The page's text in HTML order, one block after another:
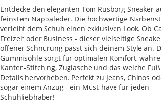
Entdecke den eleganten Tom Rusborg Sneaker
feinstem Nappaleder. Die hochwertige
verleiht dem Schuh einen exklusiven Look. Ob
Freizeit oder Business - dieser vielseitige
offener Schnürung passt sich deinem Style an.
Gummisohle sorgt für optimalen Komfort,
Kanten-Stitching, Zuglasche und das weiche
Details hervorheben. Perfekt zu Jeans, Chinos
sogar einem Anzug - ein Must-have für jeden
Schuhliebhaber!